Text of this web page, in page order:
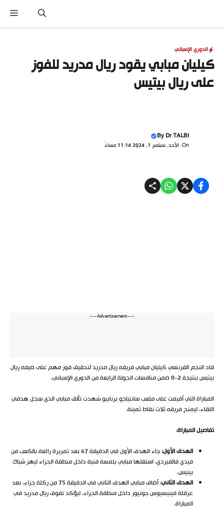
المحتوى
الدوري الإسباني
كيليان مبابي يقود ريال مدريد للفوز
على ريال بيتيس
ByDr TALBI
On: الأحد, سبتمبر 1, 2024 11:14 مساءً
---Advertisement---
قاد النجم الفرنسي كيليان مبابي فريقه ريال مدريد لتحقيق فوز مهم على ضيفه ريال
بيتيس بنتيجة 2-0 ضمن منافسات الجولة الرابعة من الدوري الإسباني.
المباراة التي أقيمت على ملعب سانتياجو برنابيو شهدت تألق مبابي الذي سجل هدفي
اللقاء، ليمنح فريقه ثلاث نقاط ثمينة.
تفاصيل المباراة:
الهدف الأول:
جاء الهدف الأول في الدقيقة 67 بعد تمريرة رائعة بالكعب من
فيدي فالفيردي، استغلها مبابي بلمسة فنية داخل منطقة الجزاء ليهز شباك
بيتيس.
الهدف الثاني:
أضاف مبابي الهدف الثاني في الدقيقة 75 من ركلة جزاء، بعد
عرقلة فينيسيوس جونيور داخل منطقة الجزاء، ليؤكد تفوق ريال مدريد في
المباراة.